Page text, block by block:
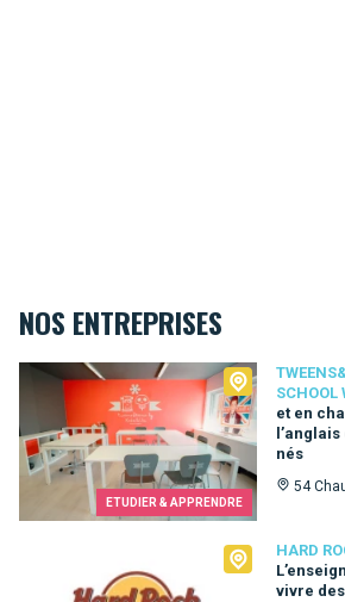
NOS ENTREPRISES
ETUDIER & APPRENDRE
SCHOOL
et en
nés
54
Tweens&Teens language school
HARD
vivre
Hard Rock Cafe Bruxelles